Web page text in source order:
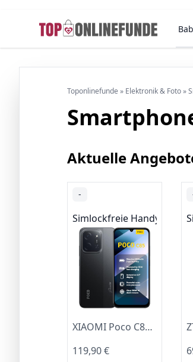
Toponlinefunde » Elektronik & Foto»
Aktuelle
-
Simlockfreie Handys
XIAOMI Poco C85 Smartphone 6+128GB, 6000mAh Akku, 50MP Kamera, Schwarz
119,90 €